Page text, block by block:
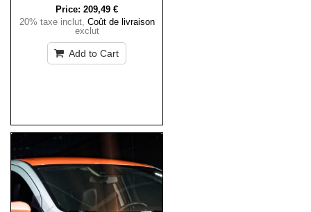
Price: 209,49 €
20% taxe inclut, Coût de livraison
exclut
Add to Cart